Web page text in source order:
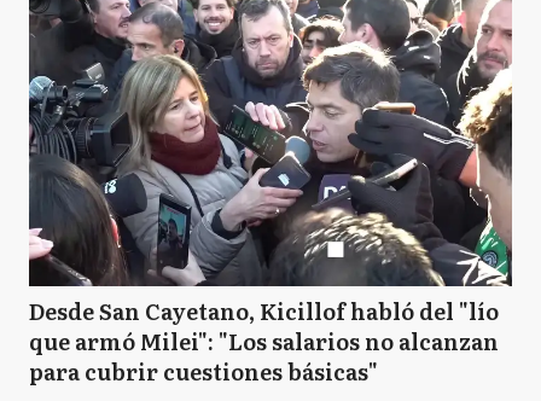
MA Malvinas Argentinas
MC Mar Chiquita
MP Marcos Paz
Desde San Cayetano, Kicillof habló del "lío
que armó Milei": "Los salarios no alcanzan
para cubrir cuestiones básicas"